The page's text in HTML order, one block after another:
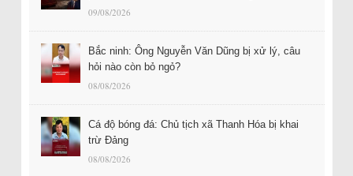
09/08/2026
Bắc ninh: Ông Nguyễn Văn Dũng bị xử lý, câu
hỏi nào còn bỏ ngỏ?
08/08/2026
Cá độ bóng đá: Chủ tịch xã Thanh Hóa bị khai
trừ Đảng
08/08/2026